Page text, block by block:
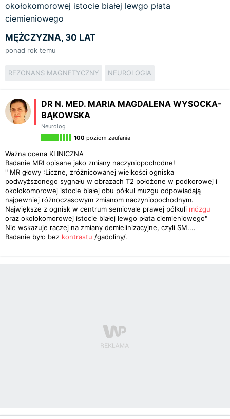
okołokomorowej istocie białej lewgo płata
ciemieniowego
MĘŻCZYZNA, 30 LAT
ponad rok temu
REZONANS MAGNETYCZNY NEUROLOGIA
DR N. MED. MARIA MAGDALENA WYSOCKA-
BĄKOWSKA
Neurolog
100 poziom zaufania
Ważna ocena KLINICZNA
Badanie MRI opisane jako zmiany naczyniopochodne!
" MR głowy :Liczne, zróżnicowanej wielkości ogniska
podwyższonego sygnału w obrazach T2 położone w podkorowej i
okołokomorowej istocie białej obu półkul muzgu odpowiadają
najpewniej różnoczasowym zmianom naczyniopochodnym.
Największe z ognisk w centrum semiovale prawej półkuli mózgu
oraz okołokomorowej istocie białej lewgo płata ciemieniowego"
Nie wskazuje raczej na zmiany demielinizacyjne, czyli SM....
Badanie było bez kontrastu /gadoliny/.